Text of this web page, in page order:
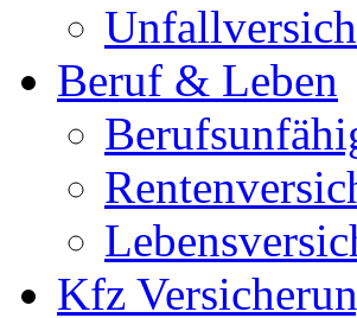
Beruf & Leben
Kfz